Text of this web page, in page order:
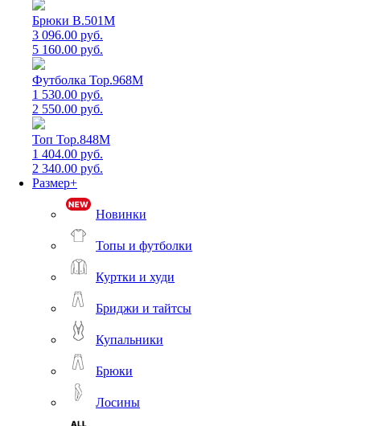
Брюки B.501M
3 096.00 руб.
5 160.00 руб.
Футболка Top.968M
1 530.00 руб.
2 550.00 руб.
Топ Top.848M
1 404.00 руб.
2 340.00 руб.
Размер+
Новинки
Топы и футболки
Куртки и худи
Бриджи и тайтсы
Купальники
Брюки
Лосины